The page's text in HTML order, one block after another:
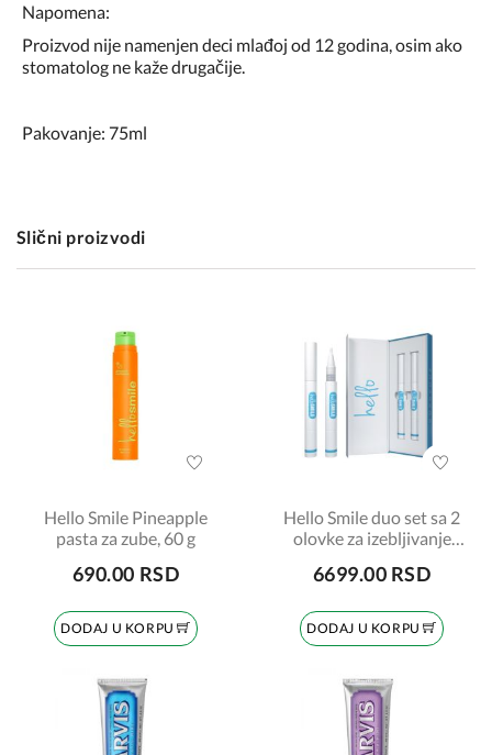
Napomena:
Proizvod nije namenjen deci mlađoj od 12 godina, osim ako
stomatolog ne kaže drugačije.
Pakovanje: 75ml
Slični proizvodi
Hello Smile Pineapple
pasta za zube, 60 g
690.00 RSD
DODAJ U KORPU
Hello Smile duo set sa 2
olovke za izebljivanje
6699.00 RSD
DODAJ U KORPU